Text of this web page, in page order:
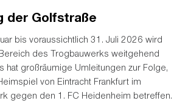
der Golfstraße
bis voraussichtlich 31. Juli 2026 wird
des Trogbauwerks weitgehend
hat großräumige Umleitungen zur Folge,
von Eintracht Frankfurt im
gegen den 1. FC Heidenheim betreffen.